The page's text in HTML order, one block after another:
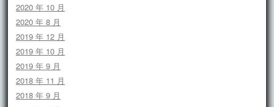
2020 年 10 月
2020 年 8 月
2019 年 12 月
2019 年 10 月
2019 年 9 月
2018 年 11 月
2018 年 9 月